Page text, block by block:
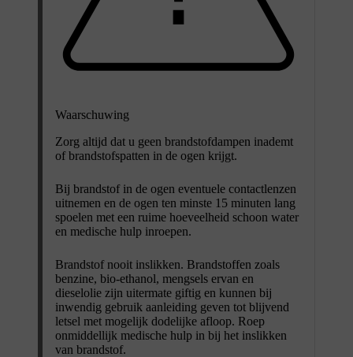
Waarschuwing
Zorg altijd dat u geen brandstofdampen inademt
of brandstofspatten in de ogen krijgt.
Bij brandstof in de ogen eventuele contactlenzen
uitnemen en de ogen ten minste 15 minuten lang
spoelen met een ruime hoeveelheid schoon water
en medische hulp inroepen.
Brandstof nooit inslikken. Brandstoffen zoals
benzine, bio-ethanol, mengsels ervan en
dieselolie zijn uitermate giftig en kunnen bij
inwendig gebruik aanleiding geven tot blijvend
letsel met mogelijk dodelijke afloop. Roep
onmiddellijk medische hulp in bij het inslikken
van brandstof.